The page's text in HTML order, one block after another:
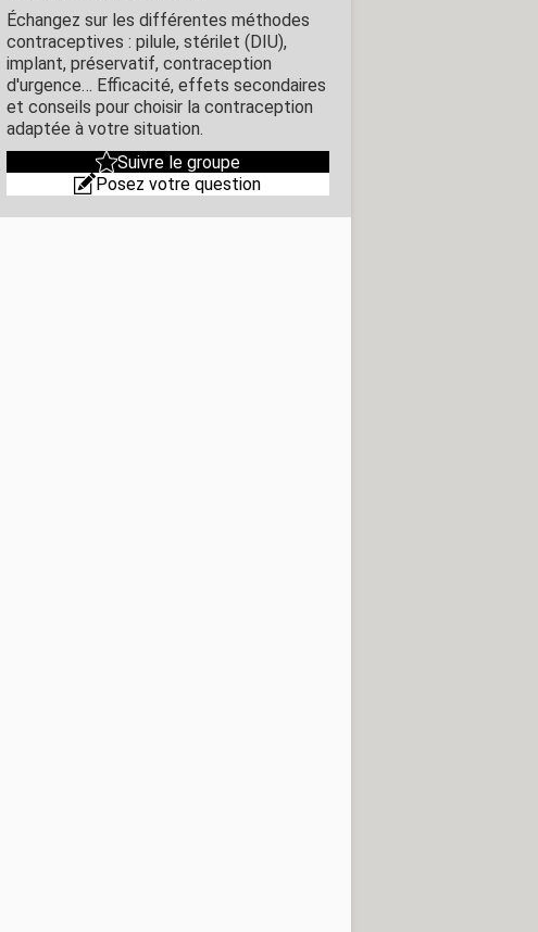
Échangez sur les différentes méthodes
contraceptives : pilule, stérilet (DIU),
implant, préservatif, contraception
d'urgence… Efficacité, effets secondaires
et conseils pour choisir la contraception
adaptée à votre situation.
Suivre le groupe
Posez votre question